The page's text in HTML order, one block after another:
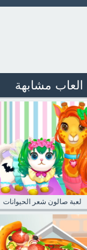
العاب مشابهة
لعبة صالون شعر الحيوانات